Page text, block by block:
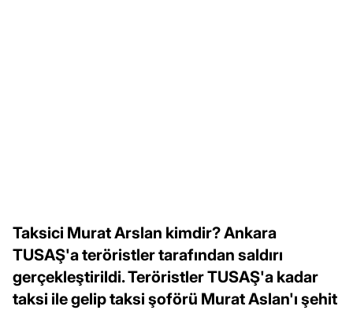
Taksici Murat Arslan kimdir? Ankara
TUSAŞ'a teröristler tarafından saldırı
gerçekleştirildi. Teröristler TUSAŞ'a kadar
taksi ile gelip taksi şoförü Murat Aslan'ı şehit